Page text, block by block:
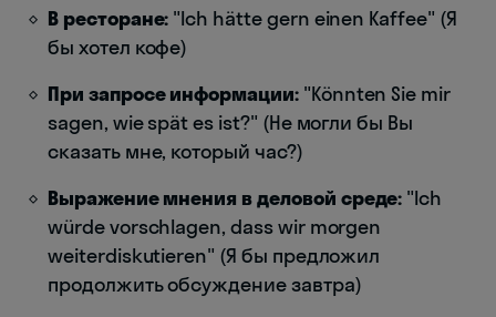
В ресторане: "Ich hätte gern einen Kaffee" (Я
бы хотел кофе)
При запросе информации:"Könnten Sie mir
sagen, wie spät es ist?" (Не могли бы Вы
сказать мне, который час?)
Выражение мнения в деловой среде: "Ich
würde vorschlagen, dass wir morgen
weiterdiskutieren" (Я бы предложил
продолжить обсуждение завтра)